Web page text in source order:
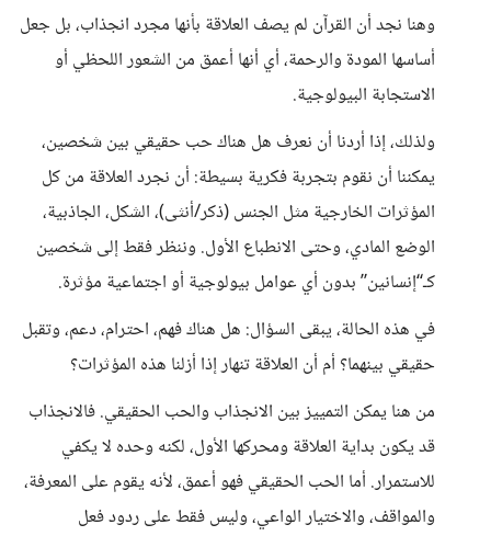
وهنا نجد أن القرآن لم يصف العلاقة بأنها مجرد انجذاب، بل جعل
أساسها المودة والرحمة، أي أنها أعمق من الشعور اللحظي أو
الاستجابة البيولوجية.
ولذلك، إذا أردنا أن نعرف هل هناك حب حقيقي بين شخصين،
يمكننا أن نقوم بتجربة فكرية بسيطة: أن نجرد العلاقة من كل
المؤثرات الخارجية مثل الجنس (ذكر/أنثى)، الشكل، الجاذبية،
الوضع المادي، وحتى الانطباع الأول. وننظر فقط إلى شخصين
كـ“إنسانين” بدون أي عوامل بيولوجية أو اجتماعية مؤثرة.
في هذه الحالة، يبقى السؤال: هل هناك فهم، احترام، دعم، وتقبل
حقيقي بينهما؟ أم أن العلاقة تنهار إذا أزلنا هذه المؤثرات؟
من هنا يمكن التمييز بين الانجذاب والحب الحقيقي. فالانجذاب
قد يكون بداية العلاقة ومحركها الأول، لكنه وحده لا يكفي
للاستمرار. أما الحب الحقيقي فهو أعمق، لأنه يقوم على المعرفة،
والمواقف، والاختيار الواعي، وليس فقط على ردود فعل